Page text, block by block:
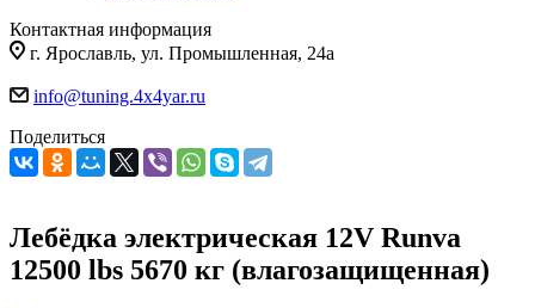
Контактная информация
г. Ярославль, ул. Промышленная, 24а
info@tuning.4x4yar.ru
Поделиться
Лебёдка электрическая 12V Runva
12500 lbs 5670 кг (влагозащищенная)